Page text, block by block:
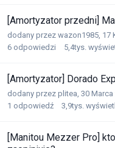
[Amortyzator przedni]
dodany przez wazon1985, 17
6 odpowiedzi 5,4tys.
[Amortyzator] Dorado
dodany przez plitea, 30 Marca
1 odpowiedź 3,9tys.
[Manitou Mezzer Pro]